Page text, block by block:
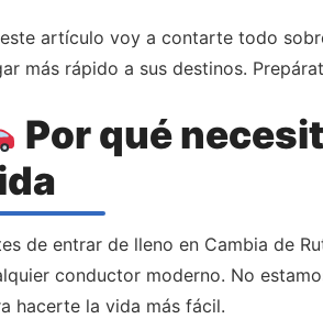
artículo voy a contarte todo
más rápido a sus destinos.
Por qué
de entrar de lleno en Cambia de
conductor moderno. No
hacerte la vida más fácil.